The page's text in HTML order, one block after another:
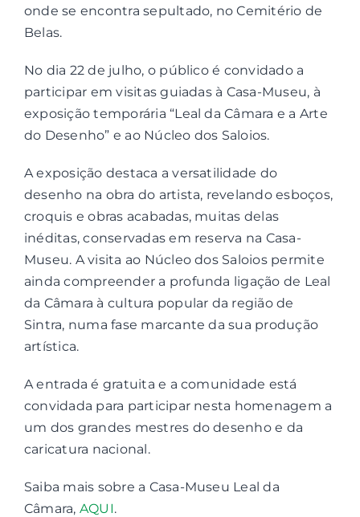
onde se encontra sepultado, no Cemitério de
Belas.
No dia 22 de julho, o público é convidado a
participar em visitas guiadas à Casa-Museu, à
exposição temporária “Leal da Câmara e a Arte
do Desenho” e ao Núcleo dos Saloios.
A exposição destaca a versatilidade do
desenho na obra do artista, revelando esboços,
croquis e obras acabadas, muitas delas
inéditas, conservadas em reserva na Casa-
Museu. A visita ao Núcleo dos Saloios permite
ainda compreender a profunda ligação de Leal
da Câmara à cultura popular da região de
Sintra, numa fase marcante da sua produção
artística.
A entrada é gratuita e a comunidade está
convidada para participar nesta homenagem a
um dos grandes mestres do desenho e da
caricatura nacional.
Saiba mais sobre a Casa-Museu Leal da
Câmara, AQUI.